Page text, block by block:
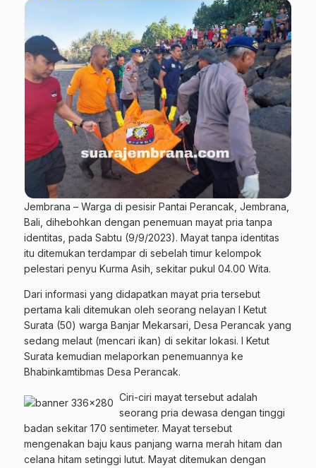
Jembrana – Warga di pesisir Pantai Perancak, Jembrana,
Bali, dihebohkan dengan penemuan mayat pria tanpa
identitas, pada Sabtu (9/9/2023). Mayat tanpa identitas
itu ditemukan terdampar di sebelah timur kelompok
pelestari penyu Kurma Asih, sekitar pukul 04.00 Wita.
Dari informasi yang didapatkan mayat pria tersebut
pertama kali ditemukan oleh seorang nelayan I Ketut
Surata (50) warga Banjar Mekarsari, Desa Perancak yang
sedang melaut (mencari ikan) di sekitar lokasi. I Ketut
Surata kemudian melaporkan penemuannya ke
Bhabinkamtibmas Desa Perancak.
Ciri-ciri mayat tersebut adalah
seorang pria dewasa dengan tinggi
badan sekitar 170 sentimeter. Mayat tersebut
mengenakan baju kaus panjang warna merah hitam dan
celana hitam setinggi lutut. Mayat ditemukan dengan